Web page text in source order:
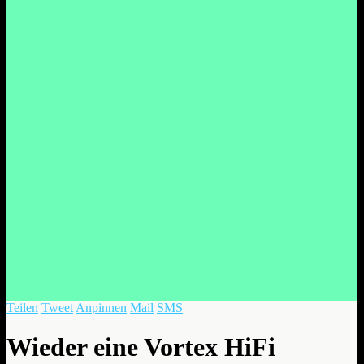
Teilen Tweet Anpinnen Mail SMS
Wieder eine Vortex HiFi